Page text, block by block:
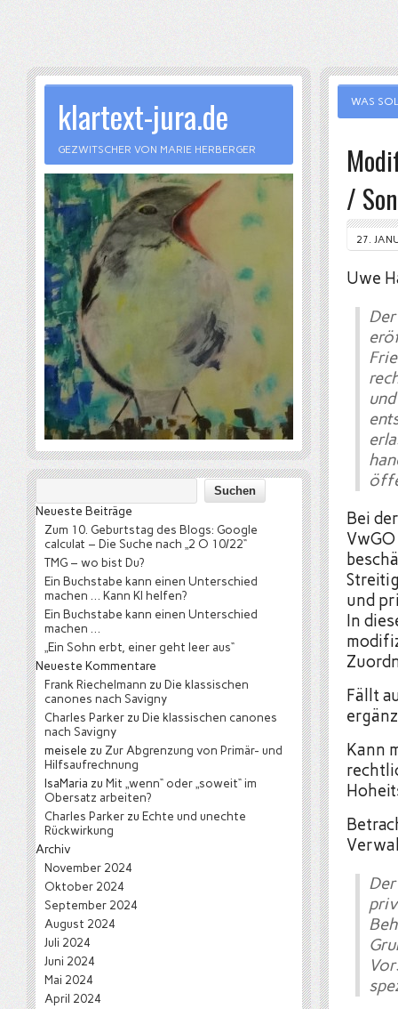
WAS
/
27.
Uwe
Bei
und
In
Fällt
Kann
klartext-jura.de
GEZWITSCHER VON MARIE HERBERGER
Neueste Beiträge
Zum 10. Geburtstag des Blogs: Google
calculat – Die Suche nach „2 O 10/22“
TMG – wo bist Du?
Ein Buchstabe kann einen Unterschied
machen … Kann KI helfen?
Ein Buchstabe kann einen Unterschied
machen …
„Ein Sohn erbt, einer geht leer aus“
Neueste Kommentare
Frank Riechelmann zu Die klassischen
canones nach Savigny
Charles Parker zu Die klassischen canones
nach Savigny
meisele zu Zur Abgrenzung von Primär- und
Hilfsaufrechnung
IsaMaria zu Mit „wenn“ oder „soweit“ im
Obersatz arbeiten?
Charles Parker zu Echte und unechte
Rückwirkung
Archiv
November 2024
Oktober 2024
September 2024
August 2024
Juli 2024
Juni 2024
Mai 2024
April 2024